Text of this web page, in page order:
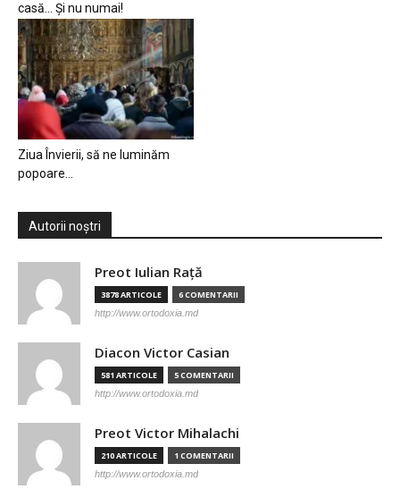
casă… Și nu numai!
Ziua Învierii, să ne luminăm
popoare…
Autorii noștri
Preot Iulian Raţă
3878 ARTICOLE 6 COMENTARII
http://www.ortodoxia.md
Diacon Victor Casian
581 ARTICOLE 5 COMENTARII
http://www.ortodoxia.md
Preot Victor Mihalachi
210 ARTICOLE 1 COMENTARII
http://www.ortodoxia.md